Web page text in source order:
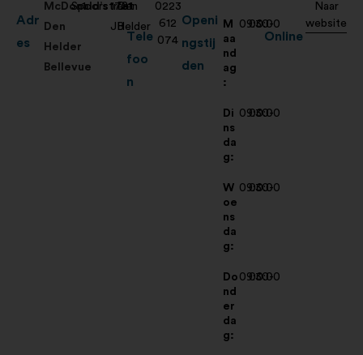
Adr
es
McDonald’s
Den
Helder
Bellevue
Spoorstraat
1
1781
JB
Den
Helder
Tele
foo
n
0223
612
074
Openi
ngstij
den
M
aa
nd
ag
:
09:30-
00:00
Di
ns
da
g:
09:30-
00:00
W
oe
ns
da
g:
09:30-
00:00
Do
nd
er
da
g:
09:30-
00:00
Online
Naar
website